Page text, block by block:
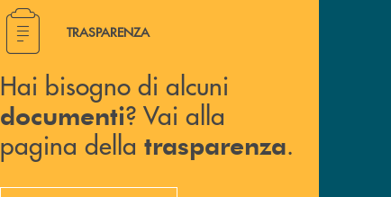
Hai bisogno di alcuni documenti ? Vai alla pagina della
TRASPARENZA
Hai bisogno di alcuni
documenti? Vai alla
pagina della trasparenza.